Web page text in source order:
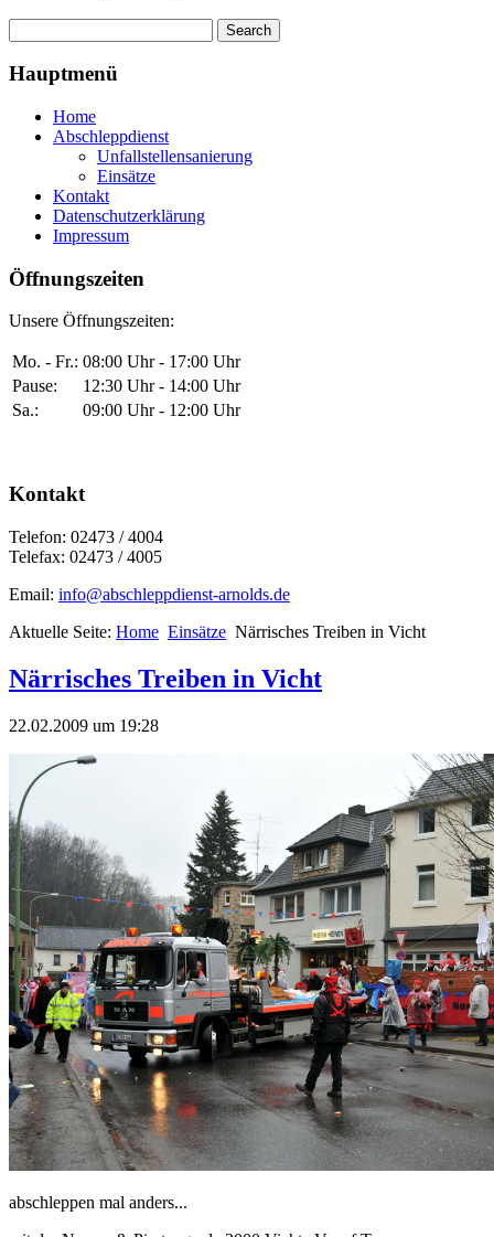
Hauptmenü
Home
Abschleppdienst
Unfallstellensanierung
Einsätze
Kontakt
Datenschutzerklärung
Impressum
Öffnungszeiten
Unsere Öffnungszeiten:
Mo. - Fr.: 08:00 Uhr - 17:00 Uhr
Pause:
12:30 Uhr - 14:00 Uhr
Sa.:
09:00 Uhr - 12:00 Uhr
Kontakt
Telefon: 02473 / 4004
Telefax: 02473 / 4005
Email: info@abschleppdienst-arnolds.de
Aktuelle Seite: Home Einsätze Närrisches Treiben in Vicht
Närrisches Treiben in Vicht
22.02.2009 um 19:28
abschleppen mal anders...